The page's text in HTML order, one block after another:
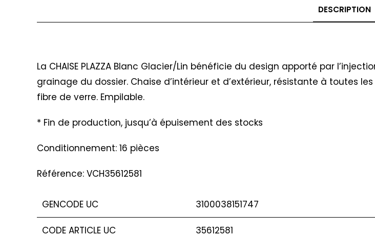
DESCRIPTION
La CHAISE PLAZZA Blanc Glacier/Lin bénéficie du design apporté par
grainage du dossier. Chaise d’intérieur et d’extérieur, résistante à toutes
fibre de verre. Empilable.
* Fin de production, jusqu’à épuisement des stocks
Conditionnement: 16 pièces
Référence: VCH35612581
GENCODE UC 3100038151747
CODE ARTICLE UC 35612581